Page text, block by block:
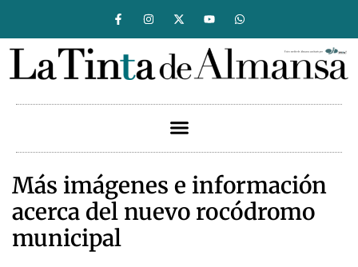
Más imágenes e información
acerca del nuevo rocódromo
municipal